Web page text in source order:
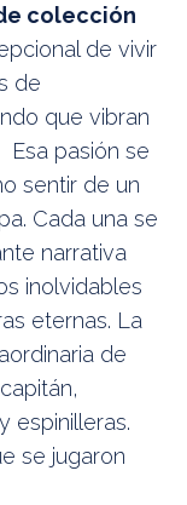
colección
de vivir
de
que vibran
pasión se
sentir de un
Cada una se
narrativa
inolvidables
eternas. La
de
espinilleras.
se jugaron